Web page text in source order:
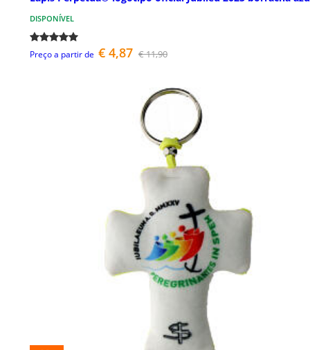
DISPONÍVEL
Preço a partir de € 4,87 € 11,90